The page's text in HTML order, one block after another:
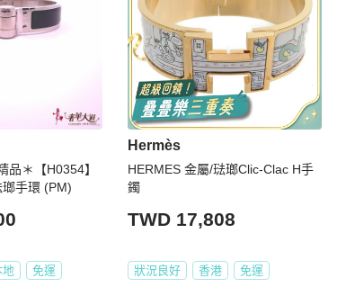
品＊【H0354】
手環 (PM)
地 免運
Hermès
HERMES 金屬/琺瑯Clic-Clac H手
鐲
TWD 17,808
狀況良好 香港 免運